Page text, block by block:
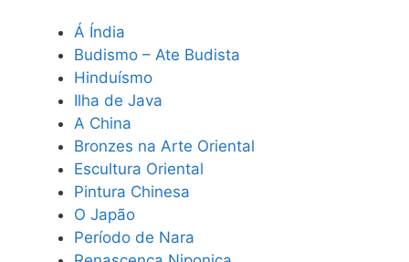
Á Índia
Budismo – Ate Budista
Hinduísmo
Ilha de Java
A China
Bronzes na Arte Oriental
Escultura Oriental
Pintura Chinesa
O Japão
Período de Nara